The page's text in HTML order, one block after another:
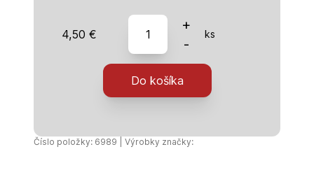
4,50 €
množstvo
kladivo
zámočnícke,
sklolaminátovou
g
+
-
ks
Do košíka
Číslo položky: 6989 | Výrobky značky: